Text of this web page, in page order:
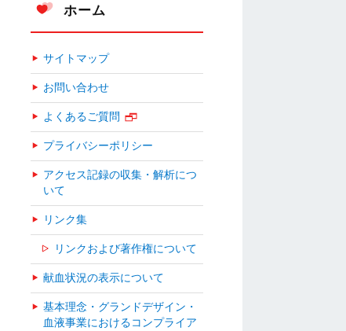
ホーム
サイトマップ
お問い合わせ
よくあるご質問
プライバシーポリシー
アクセス記録の収集・解析につ
いて
リンク集
リンクおよび著作権について
献血状況の表示について
基本理念・グランドデザイン・
血液事業におけるコンプライア